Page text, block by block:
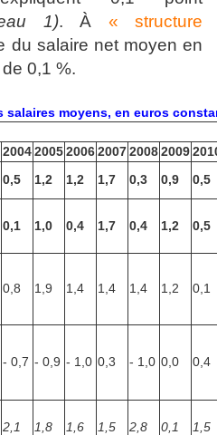
1). À « structure
du salaire net moyen en
0,1 %.
salaires moyens, en euros
200420052006200720082009
0,5 1,2 1,2 1,7 0,3 0,9
0,5
0,1 1,0 0,4 1,7 0,4 1,2 0,5
0,8 1,9 1,4 1,4 1,4 1,2 0,1
- 0,7 - 0,9 - 1,0 0,3 - 1,0 0,0 0,4
2,1 1,8 1,6 1,5 2,8 0,1 1,5